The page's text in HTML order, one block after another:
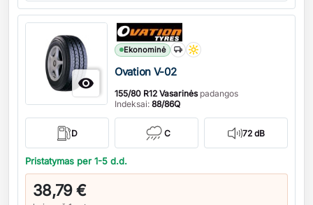

Ekonominė
Ovation V-02
155/80 R12 Vasarinėspadangos
Indeksai: 88/86Q
D C 72 dB
Pristatymas per 1-5 d.d.
38,79 €
Kiekis